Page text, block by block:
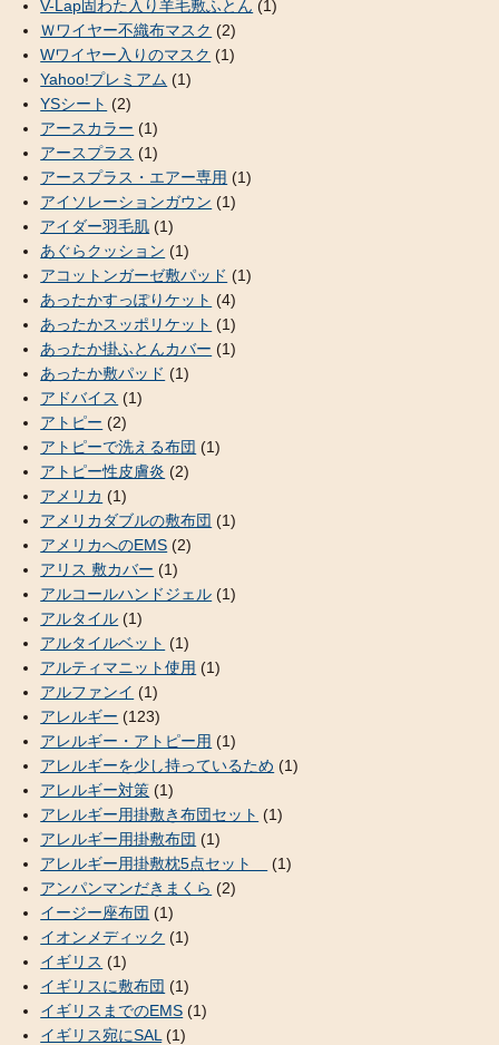
V-Lap固わた入り羊毛敷ふとん (1)
Ｗワイヤー不織布マスク (2)
Wワイヤー入りのマスク (1)
Yahoo!プレミアム (1)
YSシート (2)
アースカラー (1)
アースプラス (1)
アースプラス・エアー専用 (1)
アイソレーションガウン (1)
アイダー羽毛肌 (1)
あぐらクッション (1)
アコットンガーゼ敷パッド (1)
あったかすっぽりケット (4)
あったかスッポリケット (1)
あったか掛ふとんカバー (1)
あったか敷パッド (1)
アドバイス (1)
アトピー (2)
アトピーで洗える布団 (1)
アトピー性皮膚炎 (2)
アメリカ (1)
アメリカダブルの敷布団 (1)
アメリカへのEMS (2)
アリス 敷カバー (1)
アルコールハンドジェル (1)
アルタイル (1)
アルタイルベット (1)
アルティマニット使用 (1)
アルファンイ (1)
アレルギー (123)
アレルギー・アトピー用 (1)
アレルギーを少し持っているため (1)
アレルギー対策 (1)
アレルギー用掛敷き布団セット (1)
アレルギー用掛敷布団 (1)
アレルギー用掛敷枕5点セット
(1)
アンパンマンだきまくら (2)
イージー座布団 (1)
イオンメディック (1)
イギリス (1)
イギリスに敷布団 (1)
イギリスまでのEMS (1)
イギリス宛にSAL(1)